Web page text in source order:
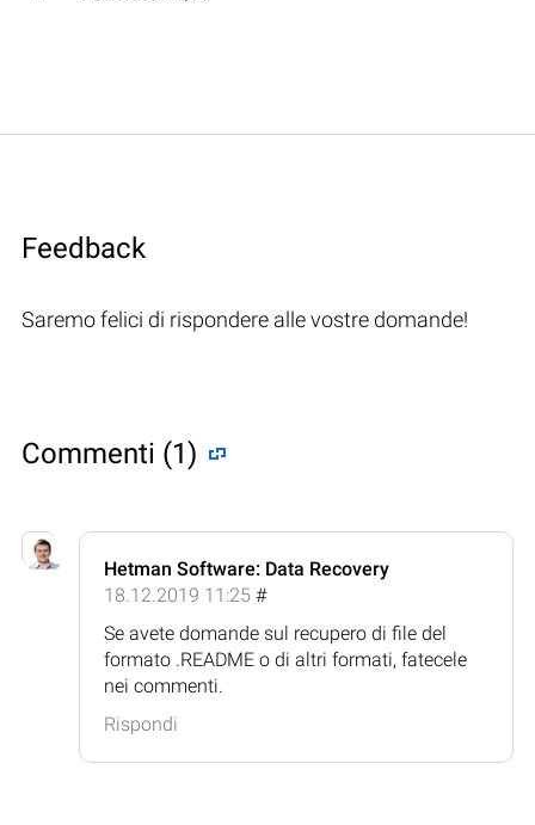
Feedback
Saremo felici di rispondere alle vostre domande!
Commenti (1)
Hetman Software: Data Recovery
18.12.2019 11:25 #
Se avete domande sul recupero di file del
formato .README o di altri formati, fatecele
nei commenti.
Rispondi